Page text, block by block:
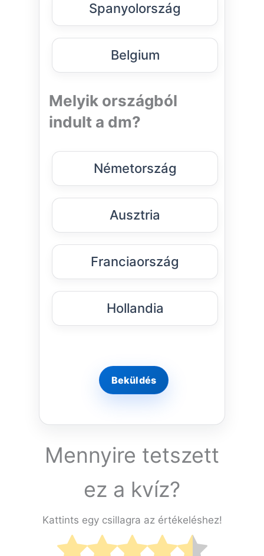
Spanyolország
Belgium
Melyik országból
indult a dm?
Németország
Ausztria
Franciaország
Hollandia
Mennyire tetszett
ez a kvíz?
Kattints egy csillagra az értékeléshez!